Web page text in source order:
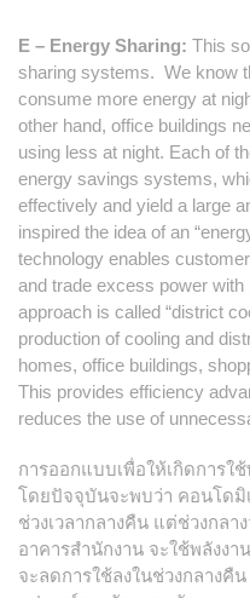
E – Energy Sharing: This
sharing systems. We know
consume more energy at
other hand, office buildings
using less at night. Each of
energy savings systems,
effectively and yield a large
inspired the idea of an
technology enables
and trade excess power with
approach is called “district
production of cooling and
homes, office buildings,
This provides efficiency
reduces the use of
การออกแบบเพื่อให้เกิดการใ
โดยปัจจุบันจะพบว่า คอนโดมิ
ช่วงเวลากลางคืน แต่ช่วงกล
อาคารสำนักงาน จะใช้พลังงา
จะลดการใช้ลงในช่วงกลางคื